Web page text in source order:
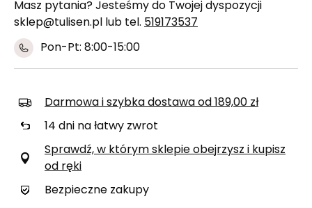
Masz pytania? Jesteśmy do Twojej dyspozycji
sklep@tulisen.pl lub tel. 519173537
Pon-Pt: 8:00-15:00
Darmowa i szybka dostawa od 189,00 zł
14 dni na łatwy zwrot
Sprawdź, w którym sklepie obejrzysz i kupisz
od ręki
Bezpieczne zakupy